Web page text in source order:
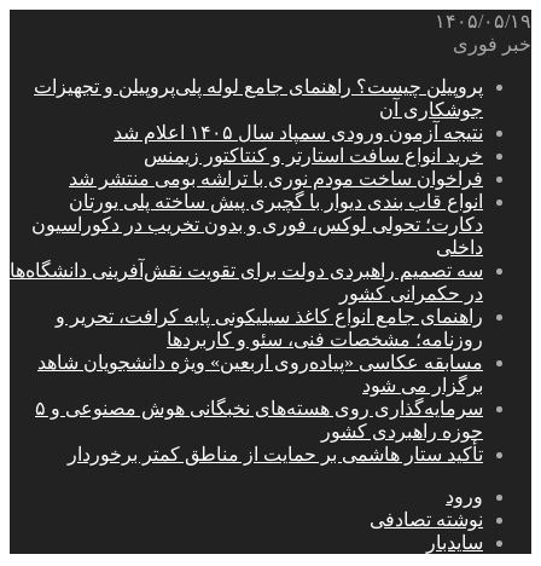
۱۴۰۵/۰۵/۱۹
خبر فوری
پروپیلن چیست؟ راهنمای جامع لوله پلی‌پروپیلن و تجهیزات
جوشکاری آن
نتیجه آزمون ورودی سمپاد سال ۱۴۰۵ اعلام شد
خرید انواع سافت استارتر و کنتاکتور زیمنس
فراخوان ساخت مودم نوری با تراشه بومی منتشر شد
انواع قاب بندی دیوار با گچبری پیش ساخته پلی یورتان
دکارت؛ تحولی لوکس، فوری و بدون تخریب در دکوراسیون
داخلی
سه تصمیم راهبردی دولت برای تقویت نقش‌آفرینی دانشگاه‌ها
در حکمرانی کشور
راهنمای جامع انواع کاغذ سیلیکونی پایه کرافت، تحریر و
روزنامه؛ مشخصات فنی، سئو و کاربردها
مسابقه عکاسی «پیاده‌روی اربعین» ویژه دانشجویان شاهد
برگزار می شود
سرمایه‌گذاری روی هسته‌های نخبگانی هوش مصنوعی و ۵
حوزه راهبردی کشور
تأکید ستار هاشمی بر حمایت از مناطق کمتر برخوردار
ورود
نوشته تصادفی
سایدبار